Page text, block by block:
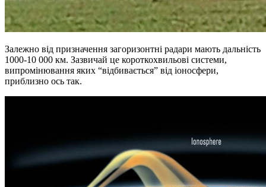
Залежно від призначення загоризонтні радари мають дальність
1000-10 000 км. Зазвичай це короткохвильові системи,
випромінювання яких “відбивається” від іоносфери,
приблизно ось так.